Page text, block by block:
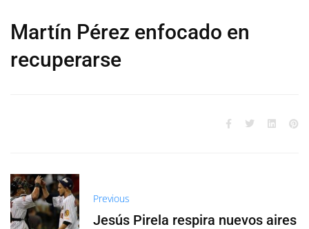
Martín Pérez enfocado en
recuperarse
Previous
Jesús Pirela respira nuevos aires